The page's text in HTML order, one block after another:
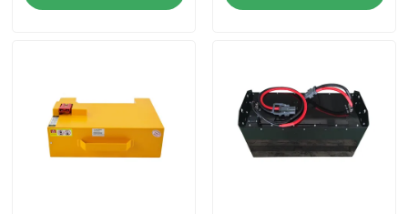
কারখানা ভ্রমণ